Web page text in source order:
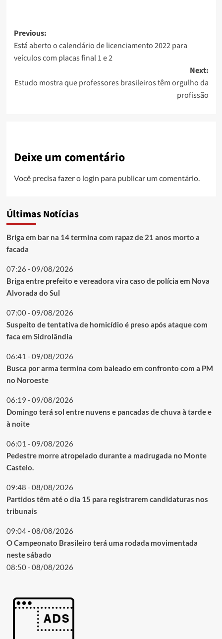
Post
navigation
Previous:
Está aberto o calendário de licenciamento 2022 para
veículos com placas final 1 e 2
Next:
Estudo mostra que professores brasileiros têm orgulho da
profissão
Deixe um comentário
Você precisa fazer o login para publicar um comentário.
Últimas Notícias
Briga em bar na 14 termina com rapaz de 21 anos morto a
facada
07:26 - 09/08/2026
Briga entre prefeito e vereadora vira caso de polícia em Nova
Alvorada do Sul
07:00 - 09/08/2026
Suspeito de tentativa de homicídio é preso após ataque com
faca em Sidrolândia
06:41 - 09/08/2026
Busca por arma termina com baleado em confronto com a PM
no Noroeste
06:19 - 09/08/2026
Domingo terá sol entre nuvens e pancadas de chuva à tarde e
à noite
06:01 - 09/08/2026
Pedestre morre atropelado durante a madrugada no Monte
Castelo.
09:48 - 08/08/2026
Partidos têm até o dia 15 para registrarem candidaturas nos
tribunais
09:04 - 08/08/2026
O Campeonato Brasileiro terá uma rodada movimentada
neste sábado
08:50 - 08/08/2026